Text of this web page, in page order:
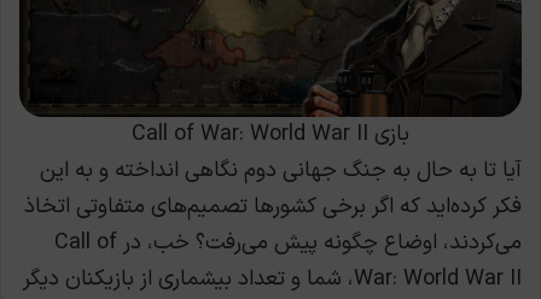
بازی Call of War: World War II
آیا تا به حال به جنگ جهانی دوم نگاهی انداخته و به این
فکر کرده‌اید که اگر برخی کشورها تصمیم‌های متفاوتی اتخاذ
می‌کردند، اوضاع چگونه پیش می‌رفت؟ خب، در Call of
War: World War II، شما و تعداد بیشماری از بازیکنان دیگر